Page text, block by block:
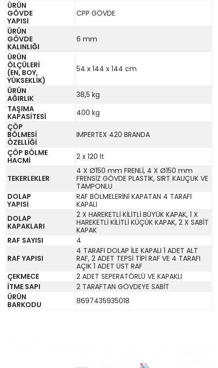
ÜRÜN
GÖVDE
YAPISI
CPP GÖVDE
ÜRÜN
GÖVDE
KALINLIĞI
6 mm
ÜRÜN
ÖLÇÜLERİ
(EN, BOY,
YÜKSEKLİK)
54 x 144 x 144 cm
ÜRÜN
AĞIRLIK
38,5 kg
TAŞIMA
KAPASİTESİ
400 kg
ÇÖP
BÖLMESİ
ÖZELLİĞİ
IMPERTEX 420 BRANDA
ÇÖP BÖLME
HACMİ
2 x 120 lt
TEKERLEKLER
4 X Ø150 mm FRENLİ, 4 X Ø150 mm
FRENSİZ GÖVDE PLASTİK, SIRT KAUÇUK VE
TAMPONLU
DOLAP
YAPISI
RAF BÖLMELERİNİ KAPATAN 4 TARAFI
KAPALI
DOLAP
KAPAKLARI
2 X HAREKETLİ KİLİTLİ BÜYÜK KAPAK, 1 X
HAREKETLİ KİLİTLİ KÜÇÜK KAPAK, 2 X SABİT
KAPAK
RAF SAYISI
4
RAF YAPISI
4 TARAFI DOLAP İLE KAPALI 1 ADET ALT
RAF, 2 ADET TEPSİ TİPİ RAF VE 4 TARAFI
AÇIK 1 ADET ÜST RAF
ÇEKMECE
2 ADET SEPERATÖRLÜ VE KAPAKLI
İTME SAPI
2 TARAFTAN GÖVDEYE SABİT
ÜRÜN
BARKODU
8697435935018